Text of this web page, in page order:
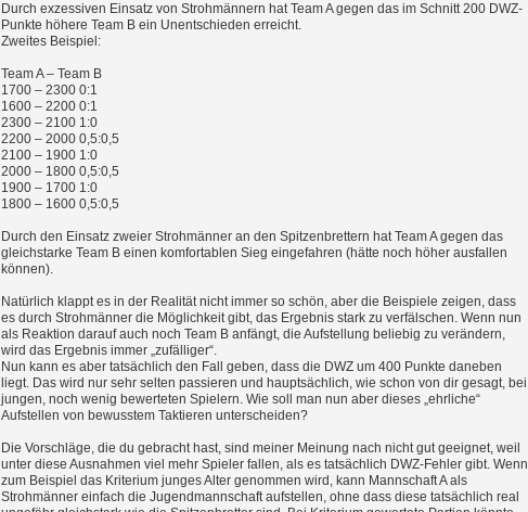
Durch exzessiven Einsatz von Strohmännern hat Team A gegen das im Schnitt 200 DWZ-
Punkte höhere Team B ein Unentschieden erreicht.
Zweites Beispiel:
Team A – Team B
1700 – 2300 0:1
1600 – 2200 0:1
2300 – 2100 1:0
2200 – 2000 0,5:0,5
2100 – 1900 1:0
2000 – 1800 0,5:0,5
1900 – 1700 1:0
1800 – 1600 0,5:0,5
Durch den Einsatz zweier Strohmänner an den Spitzenbrettern hat Team A gegen das
gleichstarke Team B einen komfortablen Sieg eingefahren (hätte noch höher ausfallen
können).
Natürlich klappt es in der Realität nicht immer so schön, aber die Beispiele zeigen, dass
es durch Strohmänner die Möglichkeit gibt, das Ergebnis stark zu verfälschen. Wenn nun
als Reaktion darauf auch noch Team B anfängt, die Aufstellung beliebig zu verändern,
wird das Ergebnis immer „zufälliger“.
Nun kann es aber tatsächlich den Fall geben, dass die DWZ um 400 Punkte daneben
liegt. Das wird nur sehr selten passieren und hauptsächlich, wie schon von dir gesagt, bei
jungen, noch wenig bewerteten Spielern. Wie soll man nun aber dieses „ehrliche“
Aufstellen von bewusstem Taktieren unterscheiden?
Die Vorschläge, die du gebracht hast, sind meiner Meinung nach nicht gut geeignet, weil
unter diese Ausnahmen viel mehr Spieler fallen, als es tatsächlich DWZ-Fehler gibt. Wenn
zum Beispiel das Kriterium junges Alter genommen wird, kann Mannschaft A als
Strohmänner einfach die Jugendmannschaft aufstellen, ohne dass diese tatsächlich real